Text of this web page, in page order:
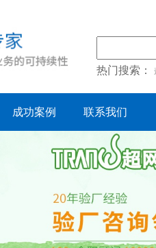
热门搜索：
成功案例 联系我们